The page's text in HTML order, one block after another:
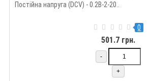
Постійна напруга (DCV) - 0.2В-2-20..
0
501.7 грн.
-
+